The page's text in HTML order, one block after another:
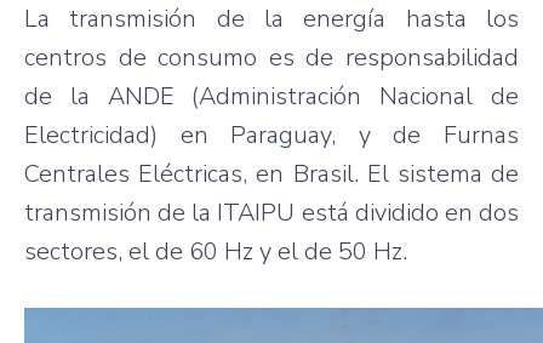
La transmisión de la energía hasta los
centros de consumo es de responsabilidad
de la ANDE (Administración Nacional de
Electricidad) en Paraguay, y de Furnas
Centrales Eléctricas, en Brasil. El sistema de
transmisión de la ITAIPU está dividido en dos
sectores, el de 60 Hz y el de 50 Hz.